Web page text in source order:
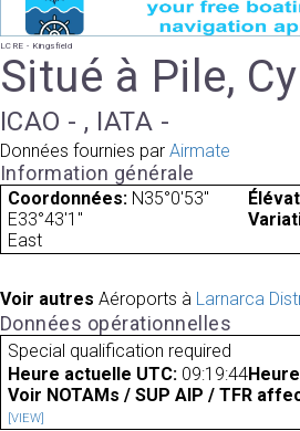
LCRE - Kingsfield
Situé à Pile,
ICAO - , IATA -
Données fournies par Airmate
Information générale
Coordonnées: N35°0'53"
E33°43'1"
East
Voir autres Aéroports à Larnarca
Données opérationnelles
Special qualification required
Heure actuelle UTC: 09:19:44
Voir NOTAMs / SUP AIP / TFR
[VIEW]